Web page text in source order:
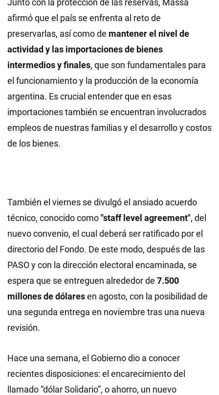
Junto con la protección de las reservas, Massa
afirmó que el país se enfrenta al reto de
preservarlas, así como de mantener el nivel de
actividad y las importaciones de bienes
intermedios y finales, que son fundamentales para
el funcionamiento y la producción de la economía
argentina. Es crucial entender que en esas
importaciones también se encuentran involucrados
empleos de nuestras familias y el desarrollo y costos
de los bienes.
También el viernes se divulgó el ansiado acuerdo
técnico, conocido como"staff level agreement", del
nuevo convenio, el cual deberá ser ratificado por el
directorio del Fondo. De este modo, después de las
PASO y con la dirección electoral encaminada, se
espera que se entreguen alrededor de 7.500
millones de dólaresen agosto, con la posibilidad de
una segunda entrega en noviembre tras una nueva
revisión.
Hace una semana, el Gobierno dio a conocer
recientes disposiciones: el encarecimiento del
llamado “dólar Solidario”, o ahorro, un nuevo